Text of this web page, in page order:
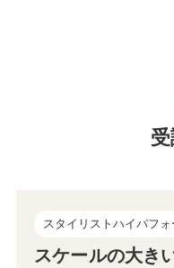
スタイリストハイパフ
スケールの大き